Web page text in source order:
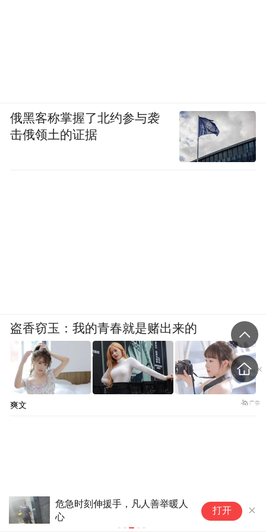
法国卢瓦尔河水位下降(4) 打开
俄黑客称掌握了北约参与袭
击俄领土的证据
盗香窃玉：我的青春就是赌出来的
爽文